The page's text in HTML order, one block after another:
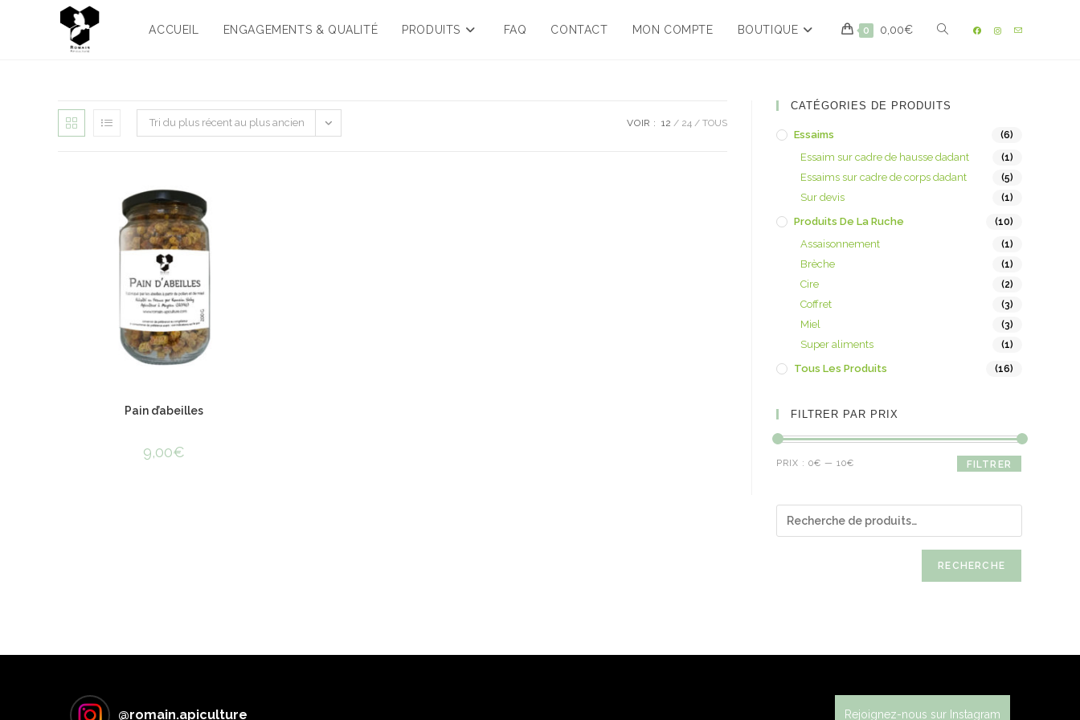
ACCUEIL ENGAGEMENTS & QUALITÉ PRODUITS FAQ CONTACT MON COMPTE BOUTIQUE 0 0,00€
Tri du plus récent au plus ancien VOIR : 12 24 TOUS
Pain d’abeilles
9,00€
CATÉGORIES DE PRODUITS
Essaims (6)
Essaim sur cadre de hausse dadant (1)
Essaims sur cadre de corps dadant (5)
Sur devis (1)
Produits De La Ruche (10)
Assaisonnement (1)
Brèche (1)
Cire (2)
Coffret (3)
Miel (3)
Super aliments (1)
Tous Les Produits (16)
FILTRER PAR PRIX
FILTRER
PRIX : 0€ — 10€
RECHERCHE
@romain.apiculture Rejoignez-nous sur Instagram